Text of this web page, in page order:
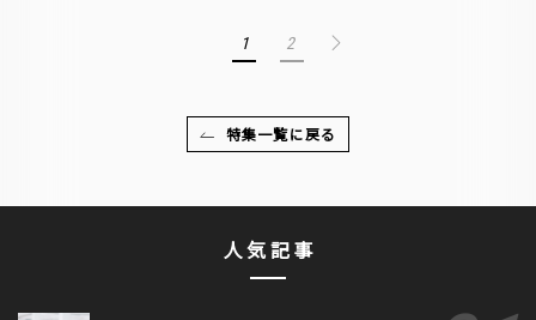
1 2
特集一覧に戻る
人気記事